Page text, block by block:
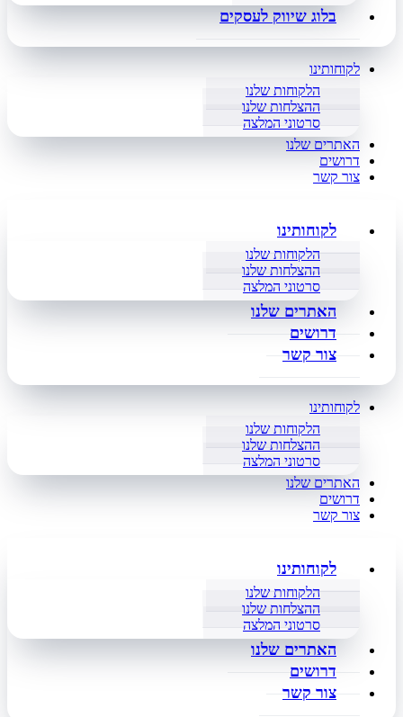
בלוג שיווק לעסקים
לקוחותינו
הלקוחות שלנו
ההצלחות שלנו
סרטוני המלצה
האתרים שלנו
דרושים
צור קשר
לקוחותינו
הלקוחות שלנו
ההצלחות שלנו
סרטוני המלצה
האתרים שלנו
דרושים
צור קשר
לקוחותינו
הלקוחות שלנו
ההצלחות שלנו
סרטוני המלצה
האתרים שלנו
דרושים
צור קשר
לקוחותינו
הלקוחות שלנו
ההצלחות שלנו
סרטוני המלצה
האתרים שלנו
דרושים
צור קשר